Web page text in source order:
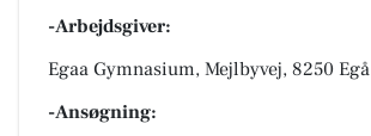
-Arbejdsgiver:
Egaa Gymnasium, Mejlbyvej, 8250 Egå
-Ansøgning: